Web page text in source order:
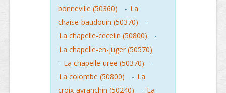
bonneville (50360)
- La
chaise-baudouin (50370)
-
La chapelle-cecelin (50800)
-
La chapelle-en-juger (50570)
- La chapelle-uree (50370)
-
La colombe (50800)
- La
croix-avranchin (50240)
- La